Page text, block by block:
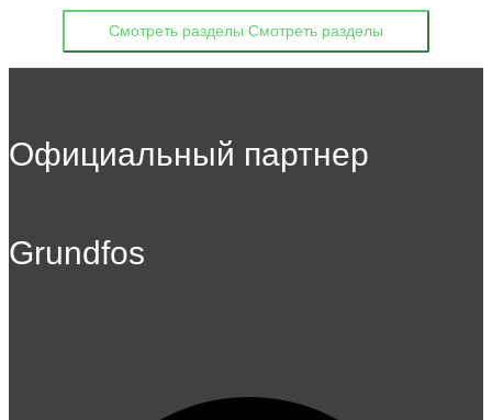
Смотреть разделы Смотреть разделы
Официальный партнер
Grundfos